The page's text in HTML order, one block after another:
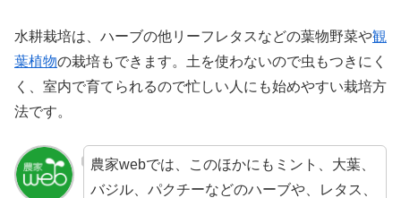
水耕栽培は、ハーブの他リーフレタスなどの葉物野菜や観
葉植物の栽培もできます。土を使わないので虫もつきにく
く、室内で育てられるので忙しい人にも始めやすい栽培方
法です。
農家webでは、このほかにもミント、大葉、
バジル、パクチーなどのハーブや、レタス、